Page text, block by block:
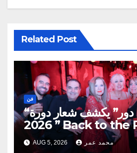
Related Post
فن
“الموركس دور” يكشف شعار دورة
2026 ” Back to the Roots…
Eye on the Future “
AUG 5, 2026 محمد عمر